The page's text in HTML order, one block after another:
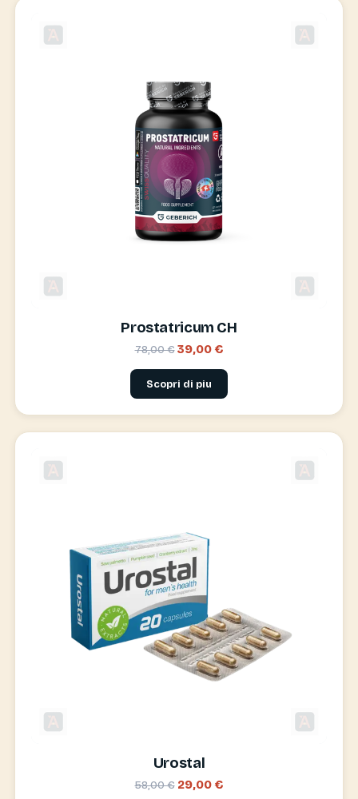
Prostatricum CH
78,00 €39,00 €
Scopri di piu
Urostal
58,00 €29,00 €